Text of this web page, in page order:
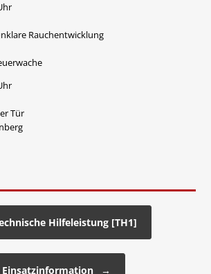
Rauchentwicklung
Tür
Hilfeleistung [TH1]
Einsatzinformation →